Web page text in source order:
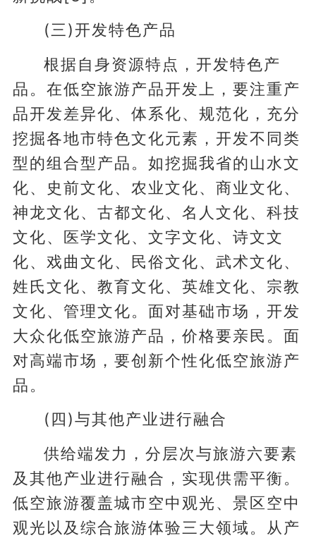
(三)开发特色产品
根据自身资源特点，开发特色产
品。在低空旅游产品开发上，要注重产
品开发差异化、体系化、规范化，充分
挖掘各地市特色文化元素，开发不同类
型的组合型产品。如挖掘我省的山水文
化、史前文化、农业文化、商业文化、
神龙文化、古都文化、名人文化、科技
文化、医学文化、文字文化、诗文文
化、戏曲文化、民俗文化、武术文化、
姓氏文化、教育文化、英雄文化、宗教
文化、管理文化。面对基础市场，开发
大众化低空旅游产品，价格要亲民。面
对高端市场，要创新个性化低空旅游产
品。
(四)与其他产业进行融合
供给端发力，分层次与旅游六要素
及其他产业进行融合，实现供需平衡。
低空旅游覆盖城市空中观光、景区空中
观光以及综合旅游体验三大领域。从产